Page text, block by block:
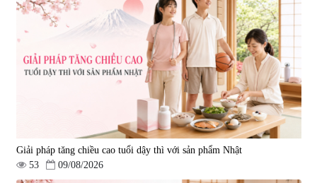
Giải pháp tăng chiều cao tuổi dậy thì với sản phẩm Nhật
53
09/08/2026